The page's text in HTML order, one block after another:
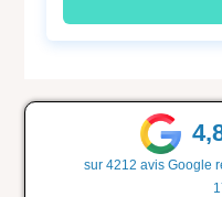
sur 4212 avis Google